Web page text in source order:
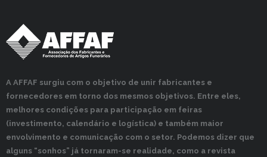
A AFFAF surgiu com o objetivo de unir fabricantes e
fornecedores em torno dos mesmos objetivos. Entre eles,
melhores condições para participação em feiras
(investimento, calendário e logística) e também maior
envolvimento e comunicação com o setor. Podemos dizer que
alguns “sonhos” já tornaram-se realidade, como a revista